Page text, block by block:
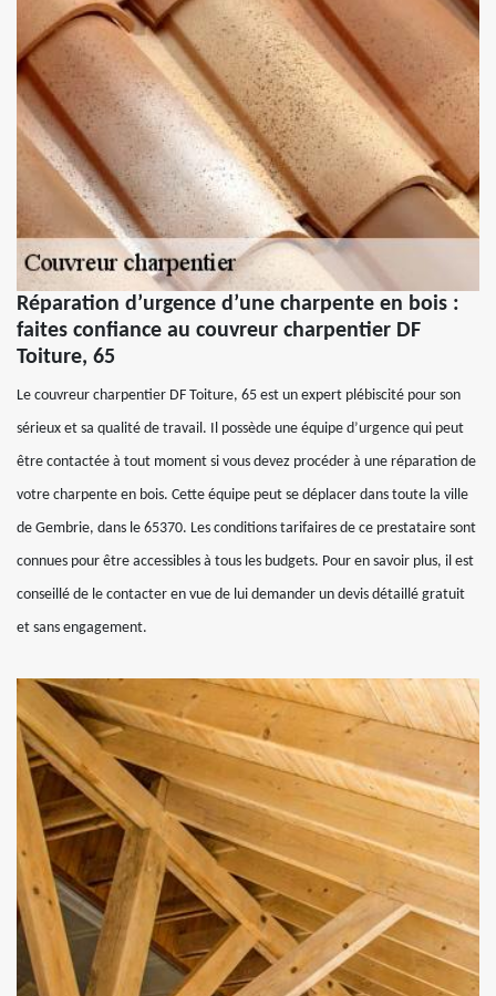
Réparation d’urgence d’une charpente en bois :
faites confiance au couvreur charpentier DF
Toiture, 65
Le couvreur charpentier DF Toiture, 65 est un expert plébiscité pour son
sérieux et sa qualité de travail. Il possède une équipe d’urgence qui peut
être contactée à tout moment si vous devez procéder à une réparation de
votre charpente en bois. Cette équipe peut se déplacer dans toute la ville
de Gembrie, dans le 65370. Les conditions tarifaires de ce prestataire sont
connues pour être accessibles à tous les budgets. Pour en savoir plus, il est
conseillé de le contacter en vue de lui demander un devis détaillé gratuit
et sans engagement.